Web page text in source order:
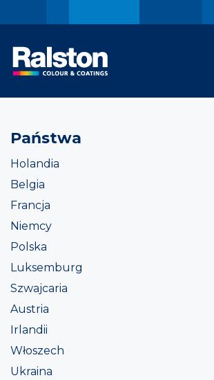
Państwa
Holandia
Belgia
Francja
Niemcy
Polska
Luksemburg
Szwajcaria
Austria
Irlandii
Włoszech
Ukraina